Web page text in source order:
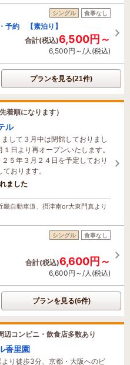
シングル 食事なし
予約 【素泊り】
合計(税込)6,500円～
6,500円～/人(税込)
プランを見る(21件)
着順になります）
ル
して３月中は閉館しておりまし
日より再オープンいたします。
５年３月２４日を予定しており
おります。
ます
自動車道、摂津南or大東門真より
シングル 食事なし
合計(税込)6,600円～
6,600円～/人(税込)
プランを見る(6件)
コンビニ・飲食店多数あり
香里園
り徒歩3分、京都・大阪へのビ